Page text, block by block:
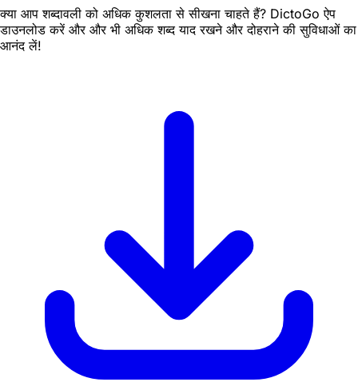
क्या आप शब्दावली को अधिक कुशलता से सीखना चाहते हैं? DictoGo ऐप
डाउनलोड करें और और भी अधिक शब्द याद रखने और दोहराने की सुविधाओं का
आनंद लें!